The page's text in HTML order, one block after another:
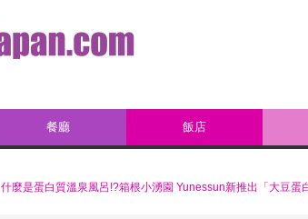
餐廳 飯店
什麼是蛋白質溫泉風呂!?箱根小湧園 Yunessun新推出「大豆蛋